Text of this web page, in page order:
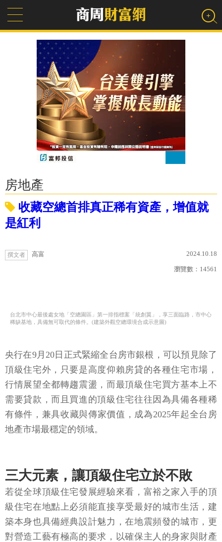
房地產
收藏空總首排真正稀有資產，增值就
是紅利
撰文者 高富 2024.10.18
瀏覽數： 14561
台北市中心最後處女地「空總園區」第一排指標案「統創翼」，享三面臨路，市中心
稀缺基地，具備無可取代的條件。(建築外觀空總環境合成示意圖)
央行在9月20日正式緊縮全台房市銀根，可以預見除了
頂級住宅外，只要是高度仰賴房貸的各種住宅市場，
行情展望全都轉趨震盪，而最頂級住宅買方基本上不
需要貸款，而且買進的頂級住宅往往因為具備各種稀
有條件，兼具收藏與傳家價值，成為2025年起全台房
地產市場最穩定的領域。
三大元素，讓頂級住宅立於不敗
若從全球頂級住宅發展經驗來看，富裕之家入手的頂
級住宅在地點上必須能直接享受最好的城市生活，建
築本身也具備經典設計魅力，在地震頻發的城市，更
對營造工藝有極高的要求，以確保主人的身家與財產